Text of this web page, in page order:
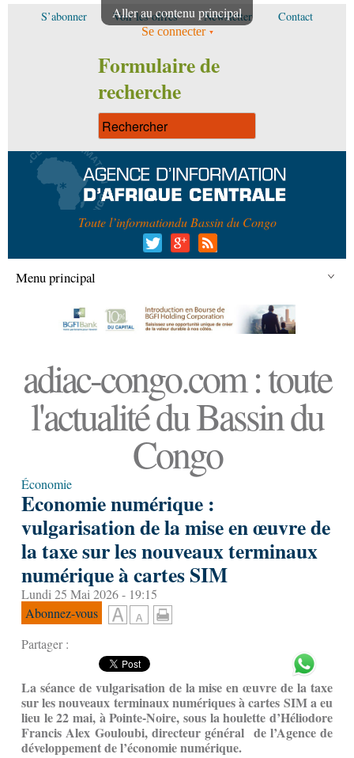
Aller au contenu principal
S’abonner Voir les offres Newsletter Contact
Se connecter
Formulaire de
recherche
Toute l’informationdu Bassin du Congo
Menu principal
adiac-congo.com : toute
l'actualité du Bassin du
Congo
Économie
Economie numérique :
vulgarisation de la mise en œuvre de
la taxe sur les nouveaux terminaux
numérique à cartes SIM
Lundi 25 Mai 2026 - 19:15
Abonnez-vous
Partager :
La séance de vulgarisation de la mise en œuvre de la taxe
sur les nouveaux terminaux numériques à cartes SIM a eu
lieu le 22 mai, à Pointe-Noire, sous la houlette d’Héliodore
Francis Alex Gouloubi, directeur général de l’Agence de
développement de l’économie numérique.